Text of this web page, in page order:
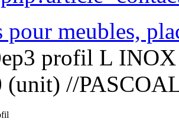
pour meubles,
profil L INOX
(unit) //